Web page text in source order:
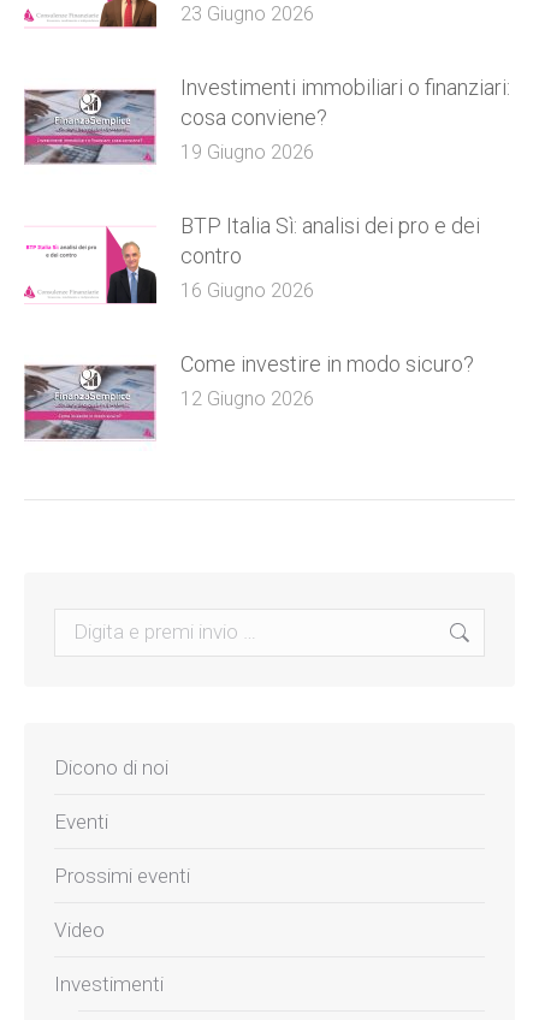
23 Giugno 2026
Investimenti immobiliari o finanziari:
cosa conviene?
19 Giugno 2026
BTP Italia Sì: analisi dei pro e dei
contro
16 Giugno 2026
Come investire in modo sicuro?
12 Giugno 2026
Search:
Dicono di noi
Eventi
Prossimi eventi
Video
Investimenti